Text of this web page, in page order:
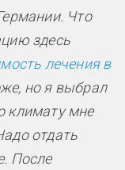
Что
здесь
лечения в
но я выбрал
климату мне
отдать
После